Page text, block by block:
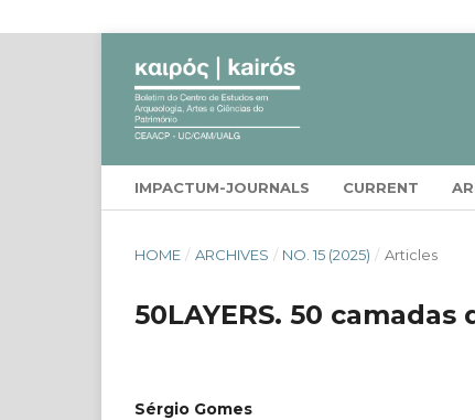
IMPACTUM-JOURNALS CURRENT
HOME / ARCHIVES / NO. 15 (2025) / Articles
50LAYERS. 50
Sérgio Gomes